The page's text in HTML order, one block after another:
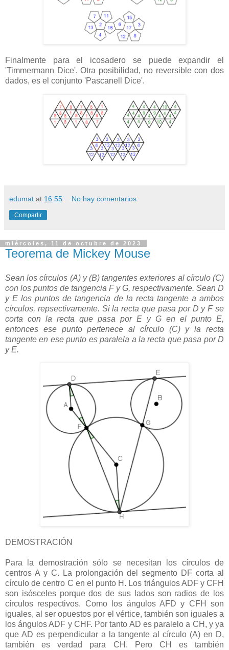
Finalmente para el icosadero se puede expandir el
'Timmermann Dice'. Otra posibilidad, no reversible con dos
dados, es el conjunto 'Pascanell Dice'.
edumat at 16:55 No hay comentarios:
Compartir
miércoles, 11 de octubre de 2023
Teorema de Mickey Mouse
Sean los círculos (A) y (B) tangentes exteriores al círculo (C)
con los puntos de tangencia F y G, respectivamente. Sean D
y E los puntos de tangencia de la recta tangente a ambos
círculos, repsectivamente. Si la recta que pasa por D y F se
corta con la recta que pasa por E y G en el punto E,
entonces ese punto pertenece al círculo (C) y la recta
tangente en ese punto es paralela a la recta que pasa por D
y E.
DEMOSTRACIÓN
Para la demostración sólo se necesitan los círculos de
centros A y C. La prolongación del segmento DF corta al
círculo de centro C en el punto H. Los triángulos ADF y CFH
son isósceles porque dos de sus lados son radios de los
círculos respectivos. Como los ángulos AFD y CFH son
iguales, al ser opuestos por el vértice, también son iguales a
los ángulos ADF y CHF. Por tanto AD es paralelo a CH, y ya
que AD es perpendicular a la tangente al círculo (A) en D,
también es verdad para CH. Pero CH es también